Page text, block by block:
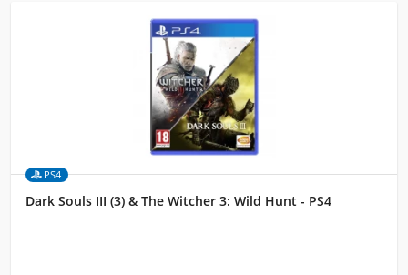
PS4
Dark Souls III (3) & The Witcher 3: Wild Hunt - PS4